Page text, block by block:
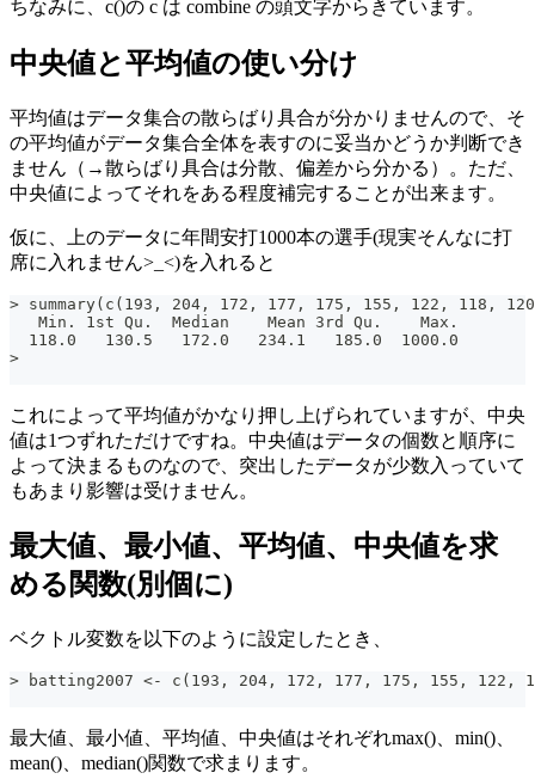
ちなみに、c()の c は combine の頭文字からきています。
中央値と平均値の使い分け
平均値はデータ集合の散らばり具合が分かりませんので、そ
の平均値がデータ集合全体を表すのに妥当かどうか判断でき
ません（→散らばり具合は分散、偏差から分かる）。ただ、
中央値によってそれをある程度補完することが出来ます。
仮に、上のデータに年間安打1000本の選手(現実そんなに打
席に入れません>_<)を入れると
> summary(c(193, 204, 172, 177, 175, 155, 122, 118,
   Min. 1st Qu.  Median    Mean 3rd Qu.    Max.
  118.0   130.5   172.0   234.1   185.0  1000.0
>
これによって平均値がかなり押し上げられていますが、中央
値は1つずれただけですね。中央値はデータの個数と順序に
よって決まるものなので、突出したデータが少数入っていて
もあまり影響は受けません。
最大値、最小値、平均値、中央値を求
める関数(別個に)
ベクトル変数を以下のように設定したとき、
> batting2007 <- c(193, 204, 172, 177, 175, 155, 122,
最大値、最小値、平均値、中央値はそれぞれmax()、min()、
mean()、median()関数で求まります。